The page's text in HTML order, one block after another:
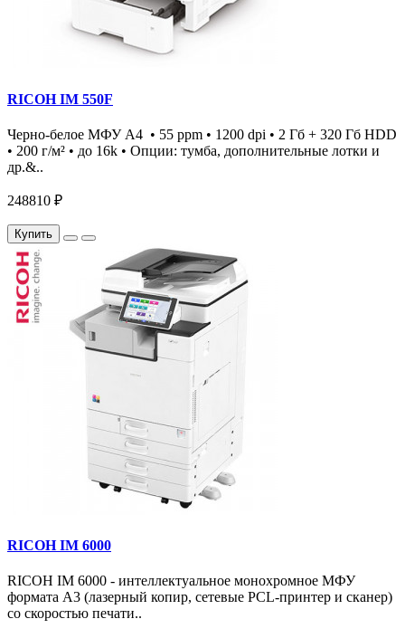
RICOH IM 550F
Черно-белое МФУ А4 • 55 ppm • 1200 dpi • 2 Гб + 320 Гб HDD
• 200 г/м² • до 16k • Опции: тумба, дополнительные лотки и
др.&..
248810 ₽
Купить
RICOH IM 6000
RICOH IM 6000 - интеллектуальное монохромное МФУ
формата А3 (лазерный копир, сетевые PCL-принтер и сканер)
со скоростью печати..